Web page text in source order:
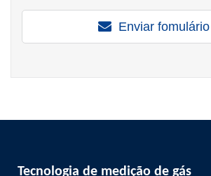
Enviar fomulário
Tecnologia de medição de gás